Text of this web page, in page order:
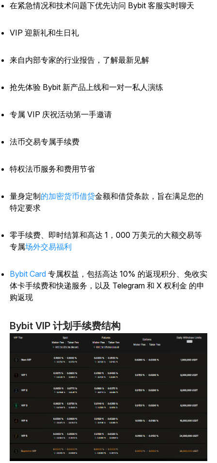
在紧急情况和技术问题下优先访问 Bybit 客服实时聊天
VIP 迎新礼和生日礼
来自内部专家的行业报告，了解最新见解
抢先体验 Bybit 新产品上线和一对一私人演练
专属 VIP 庆祝活动第一手邀请
法币交易专属手续费
特权法币服务和费用节省
量身定制的加密货币借贷金额和借贷条款，旨在满足您的
特定要求
零手续费、即时结算和高达 1，000 万美元的大额交易等
专属场外交易福利
Bybit Card 专属权益，包括高达 10% 的返现积分、免收实
体卡手续费和快递服务，以及 Telegram 和 X 权利金 的申
购返现
Bybit VIP 计划手续费结构